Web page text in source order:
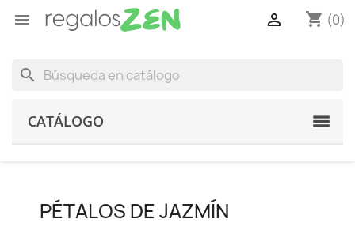
 shopping_cart (0)

search
CATÁLOGO
PÉTALOS DE JAZMÍN